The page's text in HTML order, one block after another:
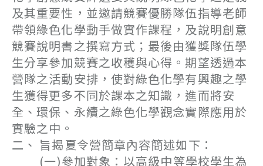
及其重要性，並邀請競賽優勝隊伍指導老師
帶領綠色化學動手做實作課程，及說明創意
競賽說明書之撰寫方式；最後由獲獎隊伍學
生分享參加競賽之收穫與心得。期望透過本
營隊之活動安排，使對綠色化學有興趣之學
生獲得更多不同於課本之知識，進而將安
全、環保、永續之綠色化學觀念實際應用於
實驗之中。
二、 旨揭夏令營簡章內容簡述如下：
(一)參加對象：以高級中等學校學生為